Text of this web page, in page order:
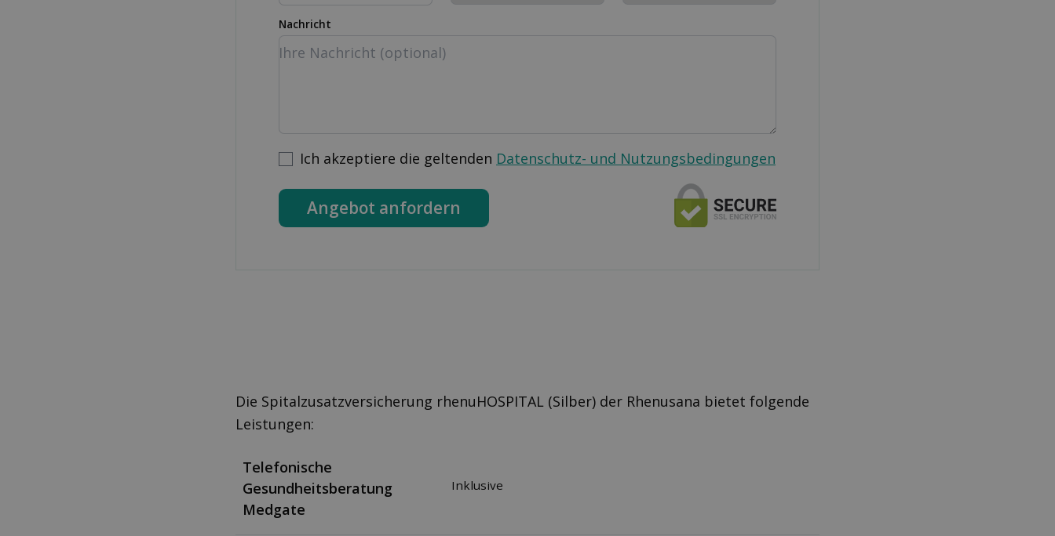
Nachricht
Ich akzeptiere die geltenden Datenschutz- und Nutzungsbedingungen
Angebot anfordern
Die Spitalzusatzversicherung rhenuHOSPITAL (Silber) der Rhenusana bietet folgende
Leistungen:
Telefonische
Gesundheitsberatung
Medgate
Inklusive